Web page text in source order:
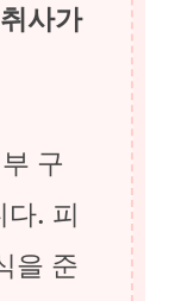
사가
구
다. 피
을 준